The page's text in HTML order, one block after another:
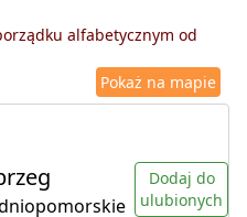
alfabetycznym od
Pokaż na mapie
Dodaj do
ulubionych